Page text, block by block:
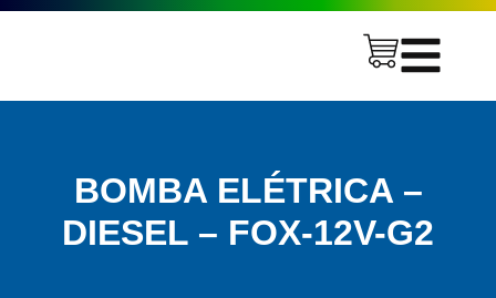
BOMBA ELÉTRICA –
DIESEL – FOX-12V-G2